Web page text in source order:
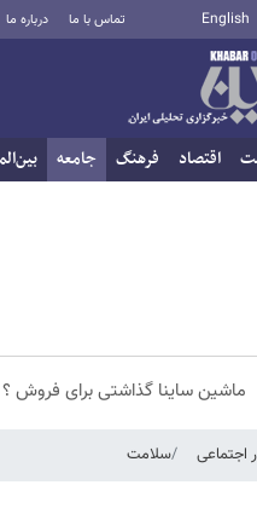
English تماس با ما درباره ما
اقتصاد فرهنگ جامعه
ماشین ساینا گذاشتی برای فروش
اجتماعی سلامت